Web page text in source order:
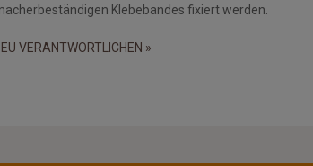
Klebebandes fixiert werden.
VERANTWORTLICHEN »